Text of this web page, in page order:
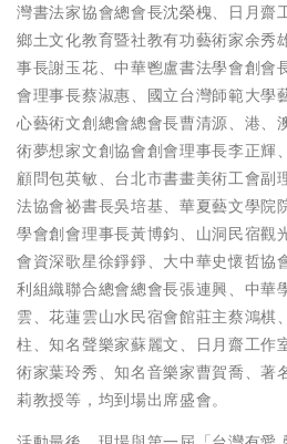
灣書法家協會總會長沈榮槐、日月齋
鄉土文化教育暨社教有功藝術家余秀
事長謝玉花、中華鬯盧書法學會創會
會理事長蔡淑惠、國立台灣師範大學
心藝術文創總會總會長曹清源、港、
術夢想家文創協會創會理事長李正輝
顧問包英敏、台北市書畫美術工會副
法協會祕書長吳培基、華夏藝文學院
學會創會理事長黃博鈞、山洞民宿觀
會資深歌星徐錚錚、大中華史懷哲協
利組織聯合總會總會長張連興、中華
雲、花蓮雲山水民宿會館莊主蔡鴻棋
柱、知名聲樂家蘇麗文、日月齋工作
術家葉玲秀、知名音樂家曹賀喬、著
莉教授等，均到場出席盛會。